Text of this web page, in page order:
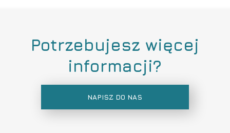
Potrzebujesz więcej
informacji?
NAPISZ DO NAS